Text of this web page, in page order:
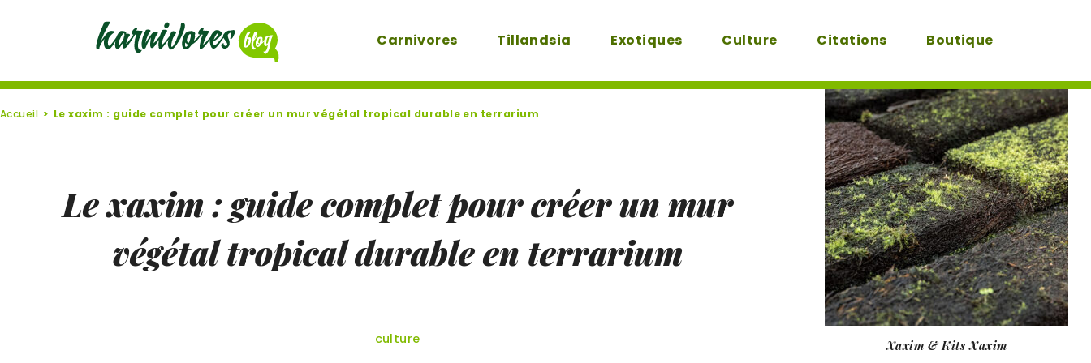
Carnivores Tillandsia Exotiques Culture Citations Boutique
Accueil Le xaxim : guide complet pour créer un mur végétal tropical durable en terrarium
Le xaxim : guide complet pour créer un mur
végétal tropical durable en terrarium
culture Xaxim & Kits Xaxim